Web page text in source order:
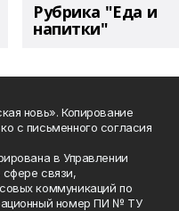
Рубрика "Еда и
напитки"
новь». Копирование
с письменного согласия
в Управлении
связи,
коммуникаций по
номер ПИ № ТУ